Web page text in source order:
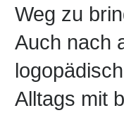
Weg zu
Auch nach
Alltags mit